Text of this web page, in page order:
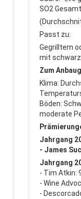
SO2
Passt zu:
Gegrilltem
mit
Zum
Klima:
Böden:
moderate
Jahrgang
- James
Jahrgang
- Tim Atkin:
- Wine
-